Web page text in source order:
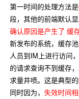
第一时间的处理方法是
段，其他的前端默认显
确认原因是产生了 缓
新发布的系统，缓存
人员到IM上进行访问
的请求查询不到缓存
求量井喷。这是典型
同时因为， 失效时间